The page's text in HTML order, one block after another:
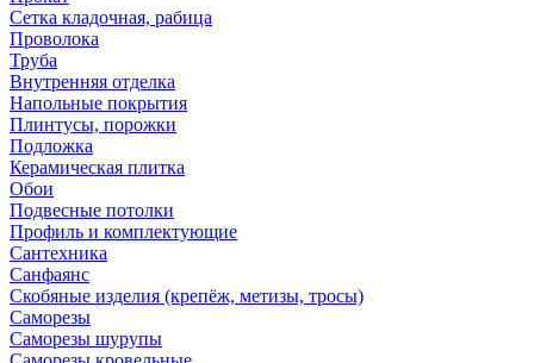
Сетка кладочная, рабица
Проволока
Труба
Внутренняя отделка
Напольные покрытия
Плинтусы, порожки
Подложка
Керамическая плитка
Обои
Подвесные потолки
Профиль и комплектующие
Сантехника
Санфаянс
Скобяные изделия (крепёж, метизы, тросы)
Саморезы
Саморезы шурупы